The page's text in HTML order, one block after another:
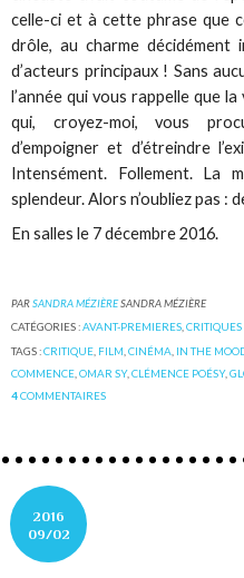
celle-ci et à cette phrase que
drôle, au charme décidément
d’acteurs principaux ! Sans
l’année qui vous rappelle que
qui, croyez-moi, vous
d’empoigner et d’étreindre
Intensément. Follement. La
splendeur. Alors n’oubliez pas :
En salles le 7 décembre 2016.
PARSANDRA MÉZIÈRESANDRA MÉZIÈRE
CATÉGORIES :AVANT-PREMIERES ,
TAGS :CRITIQUE FILM ,CINÉMA IN THE
COMMENCE ,OMAR SY,CLÉMENCE POÉSY,
4COMMENTAIRES
2016
09/02